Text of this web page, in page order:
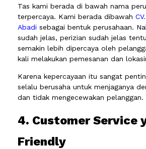
Tas kami berada di bawah nama
terpercaya. Kami berada dibawah
Abadi sebagai bentuk perusahaan.
sudah jelas, perizian sudah jelas
semakin lebih dipercaya oleh
kali melakukan pemesanan dan
Karena kepercayaan itu sangat
selalu berusaha untuk menjaganya
dan tidak mengecewakan pelanggan.
4. Customer Service
Friendly